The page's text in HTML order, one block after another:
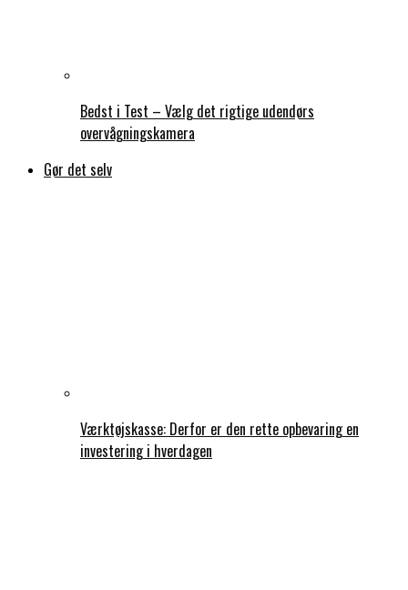
Bedst i Test – Vælg det rigtige udendørs
overvågningskamera
Gør det selv
Værktøjskasse: Derfor er den rette opbevaring en
investering i hverdagen